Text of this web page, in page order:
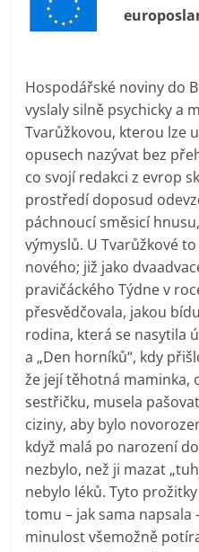
prospívá?
Hospodářské noviny do
vyslaly silně psychicky a
Tvarůžkovou, kterou lze
opusech nazývat bez
co svojí redakci z evrop
prostředí doposud
páchnoucí směsicí
výmyslů. U Tvarůžkové
nového; již jako
pravičáckého Týdne v
přesvědčovala, jakou
rodina, která se nasytila
a „Den horníků“, kdy
že její těhotná maminka,
sestřičku, musela
ciziny, aby bylo
když malá po narození
nezbylo, než ji mazat
nebylo léků. Tyto
tomu – jak sama napsala
minulost všemožně